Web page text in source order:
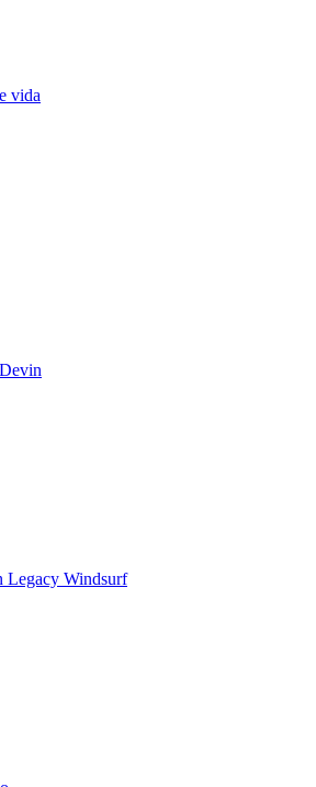
vida
Legacy Windsurf